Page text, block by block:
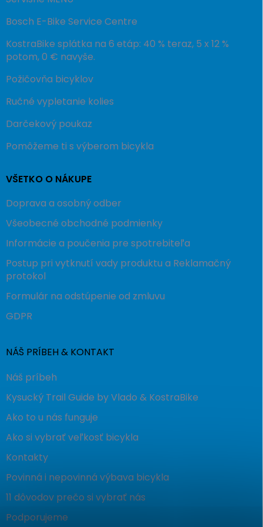
Bosch E-Bike Service Centre
KostraBike splátka na 6 etáp: 40 % teraz, 5 x 12 %
potom, 0 € navyše.
Požičovňa bicyklov
Ručné vypletanie kolies
Darčekový poukaz
Pomôžeme ti s výberom bicykla
VŠETKO O NÁKUPE
Doprava a osobný odber
Všeobecné obchodné podmienky
Informácie a poučenia pre spotrebiteľa
Postup pri vytknutí vady produktu a Reklamačný
protokol
Formulár na odstúpenie od zmluvu
GDPR
NÁŠ PRÍBEH & KONTAKT
Náš príbeh
Kysucký Trail Guide by Vlado & KostraBike
Ako to u nás funguje
Ako si vybrať veľkosť bicykla
Kontakty
Povinná i nepovinná výbava bicykla
11 dôvodov prečo si vybrať nás
Podporujeme